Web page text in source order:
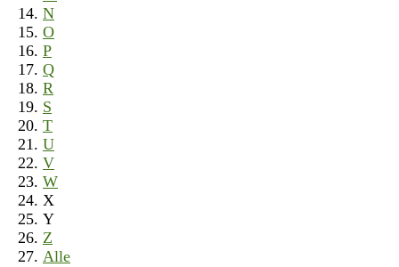
N
O
P
Q
R
S
T
U
V
W
X
Y
Z
Alle